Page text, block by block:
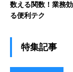
数える関数！業務
る便利テク
特集記事